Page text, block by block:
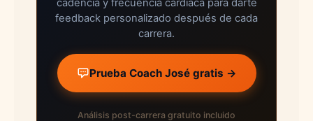
feedback personalizado después de cada
carrera.
Prueba Coach José gratis →
Análisis post-carrera gratuito incluido